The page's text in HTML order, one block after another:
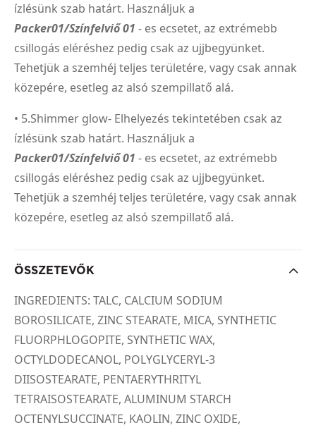
ízlésünk szab határt. Használjuk a
Packer01/Színfelviő 01 - es ecsetet, az extrémebb
csillogás eléréshez pedig csak az ujjbegyünket.
Tehetjük a szemhéj teljes területére, vagy csak annak
közepére, esetleg az alsó szempillatő alá.
• 5.Shimmer glow- Elhelyezés tekintetében csak az
ízlésünk szab határt. Használjuk a
Packer01/Színfelviő 01 - es ecsetet, az extrémebb
csillogás eléréshez pedig csak az ujjbegyünket.
Tehetjük a szemhéj teljes területére, vagy csak annak
közepére, esetleg az alsó szempillatő alá.
ÖSSZETEVŐK
INGREDIENTS: TALC, CALCIUM SODIUM
BOROSILICATE, ZINC STEARATE, MICA, SYNTHETIC
FLUORPHLOGOPITE, SYNTHETIC WAX,
OCTYLDODECANOL, POLYGLYCERYL-3
DIISOSTEARATE, PENTAERYTHRITYL
TETRAISOSTEARATE, ALUMINUM STARCH
OCTENYLSUCCINATE, KAOLIN, ZINC OXIDE,